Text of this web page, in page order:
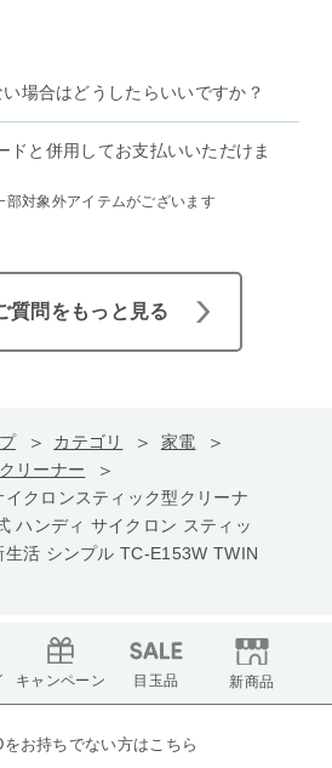
場合はどうしたらいいですか？
ドと併用してお支払いいただけま
対象外アイテムがございます
質問をもっと見る
カテゴリ
家電
リーナー
クロンスティック型クリーナ
ハンディ サイクロン スティッ
活 シンプル TC-E153W TWIN
キャンペーン 目玉品 新商品
をお持ちでない方はこちら